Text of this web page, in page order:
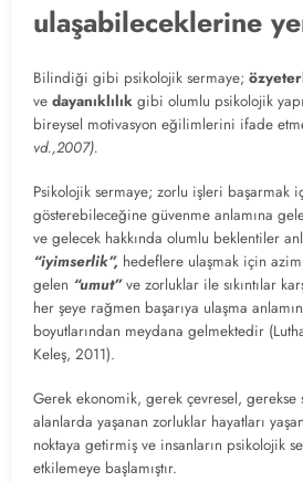
ulaşabileceklerine
Bilindiği gibi psikolojik sermaye;
ve dayanıklılık gibi olumlu psikolojik
bireysel motivasyon eğilimlerini ifade
vd.,2007).
Psikolojik sermaye; zorlu işleri başarmak
gösterebileceğine güvenme anlamına
ve gelecek hakkında olumlu beklentiler
“iyimserlik”, hedeflere ulaşmak için
gelen “umut”ve zorluklar ile sıkıntılar
her şeye rağmen başarıya ulaşma
boyutlarından meydana gelmektedir
Keleş, 2011).
Gerek ekonomik, gerek çevresel, gerekse
alanlarda yaşanan zorluklar hayatları
noktaya getirmiş ve insanların psikolojik
etkilemeye başlamıştır.